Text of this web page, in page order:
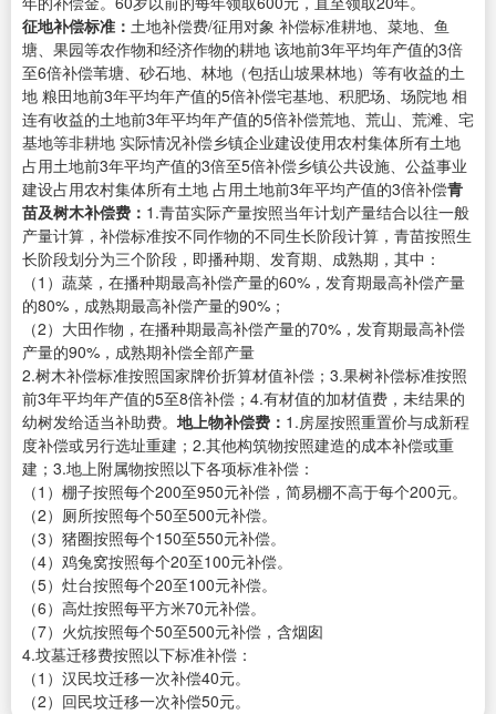
征地补偿标准： 土地补偿费/征用对象 补偿标准耕地、菜地、鱼
塘、果园等农作物和经济作物的耕地 该地前3年平均年产值的3倍
至6倍补偿苇塘、砂石地、林地（包括山坡果林地）等有收益的土
地 粮田地前3年平均年产值的5倍补偿宅基地、积肥场、场院地 相
连有收益的土地前3年平均年产值的5倍补偿荒地、荒山、荒滩、宅
基地等非耕地 实际情况补偿乡镇企业建设使用农村集体所有土地
占用土地前3年平均产值的3倍至5倍补偿乡镇公共设施、公益事业
建设占用农村集体所有土地 占用土地前3年平均产值的3倍补偿青
苗及树木补偿费： 1.青苗实际产量按照当年计划产量结合以往一般
产量计算，补偿标准按不同作物的不同生长阶段计算，青苗按照生
长阶段划分为三个阶段，即播种期、发育期、成熟期，其中：
（1）蔬菜，在播种期最高补偿产量的60%，发育期最高补偿产量
的80%，成熟期最高补偿产量的90%；
（2）大田作物，在播种期最高补偿产量的70%，发育期最高补偿
产量的90%，成熟期补偿全部产量
2.树木补偿标准按照国家牌价折算材值补偿；3.果树补偿标准按照
前3年平均年产值的5至8倍补偿；4.有材值的加材值费，未结果的
幼树发给适当补助费。 地上物补偿费： 1.房屋按照重置价与成新程
度补偿或另行选址重建；2.其他构筑物按照建造的成本补偿或重
建；3.地上附属物按照以下各项标准补偿：
（1）棚子按照每个200至950元补偿，简易棚不高于每个200元。
（2）厕所按照每个50至500元补偿。
（3）猪圈按照每个150至550元补偿。
（4）鸡兔窝按照每个20至100元补偿。
（5）灶台按照每个20至100元补偿。
（6）高灶按照每平方米70元补偿。
（7）火炕按照每个50至500元补偿，含烟囱
4.坟墓迁移费按照以下标准补偿：
（1）汉民坟迁移一次补偿40元。
（2）回民坟迁移一次补偿50元。